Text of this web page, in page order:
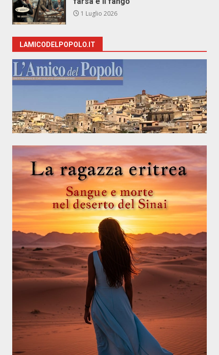
1 Luglio 2026
LAMICODELPOPOLO.IT